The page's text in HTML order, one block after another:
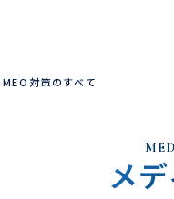
対策のすべて
メ